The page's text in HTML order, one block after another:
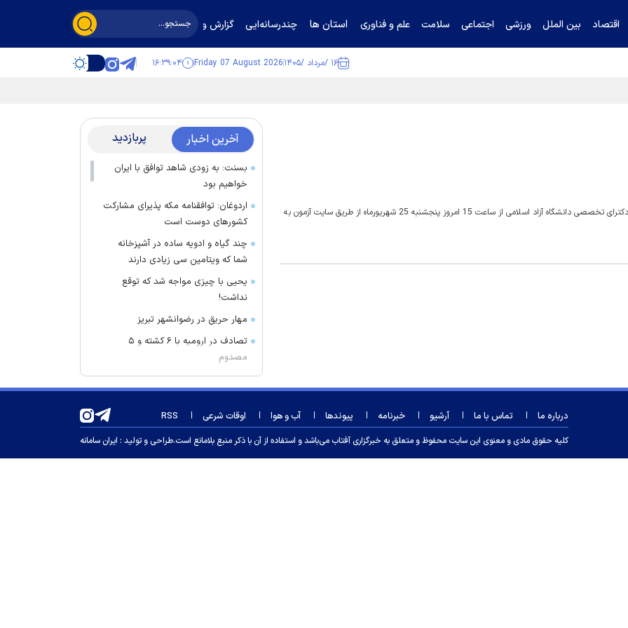
اقتصاد بین الملل ورزشی اجتماعی سلامت علم و فناوری استان ها چندرسانه‌ایی گزارش و گفت‌وگو
۱۶ /مرداد /۱۴۰۵ Friday 07 August 2026 ۱۶:۳۹:۰۴
رییس مرکز سنجش و پذیرش دانشگاه آزاد اسلامی از اعلام نتایج آزمون دکترای تخصصی دانشگاه آزاد اسلامی از ساعت 15 امروز پنجشنبه 25 شهریورماه از طریق سایت آزمون به
آخرین اخبار پربازدید
بسنت: به زودی شاهد توافق با ایران
خواهیم بود
اردوغان: توافقنامه مکه پذیرای مشارکت
کشور‌های دوست است
چند گیاه و ادویه ساده در آشپزخانه
شما که ویتامین سی زیادی دارند
یحیی با چیزی مواجه شد که توقع
نداشت!
مهار حریق در رضوانشهر تبریز
تصادف در ارومیه با ۶ کشته و ۵
مصدوم
نوجوان ۱۲ ساله در میبد غرق شد
واشنگتآمریکا ن در زمینه امنیت
تاکید عراق بر پیشبرد موضوع انحصار
سلاح در دست دولت
درباره ما تماس با ما آرشیو خبرنامه پیوندها آب و هوا اوقات شرعی RSS
کلیه حقوق مادی و معنوی این سایت محفوظ و متعلق به خبرگزاری آفتاب می‌باشد و استفاده از آن با ذکر منبع بلامانع است.طراحی و تولید : ایران سامانه